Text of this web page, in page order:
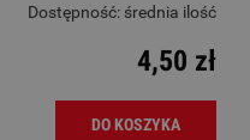
Dostępność: średnia ilość
4,50 zł
DO KOSZYKA